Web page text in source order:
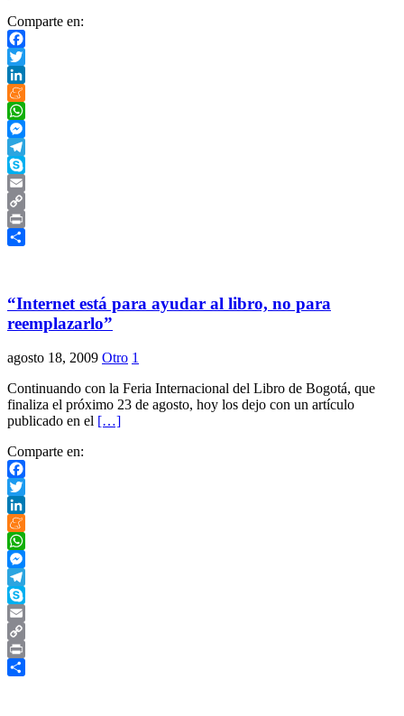
Comparte en:
Facebook
Twitter
LinkedIn
Meneame
WhatsApp
Messenger
Telegram
Skype
Email
Copy
Link
Print
“Internet está para ayudar al libro, no para
reemplazarlo”
agosto 18, 2009 Otro 1
Continuando con la Feria Internacional del Libro de Bogotá, que
finaliza el próximo 23 de agosto, hoy los dejo con un artículo
publicado en el […]
Comparte en:
Facebook
Twitter
LinkedIn
Meneame
WhatsApp
Messenger
Telegram
Skype
Email
Copy
Link
Print